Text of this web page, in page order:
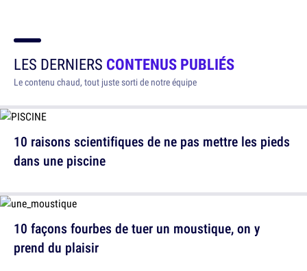
LES DERNIERS CONTENUS PUBLIÉS
Le contenu chaud, tout juste sorti de notre équipe
10 raisons scientifiques de ne pas mettre les pieds
dans une piscine
10 façons fourbes de tuer un moustique, on y
prend du plaisir